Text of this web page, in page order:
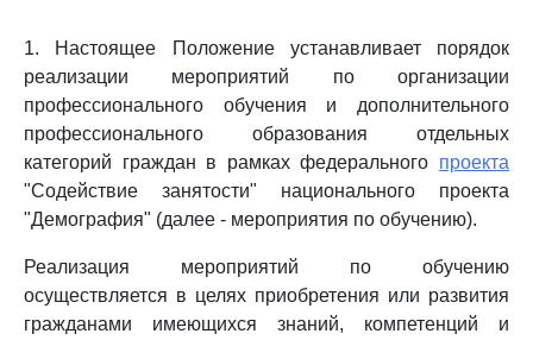
1. Настоящее Положение устанавливает порядок
реализации мероприятий по организации
профессионального обучения и дополнительного
профессионального образования отдельных
категорий граждан в рамках федерального проекта
"Содействие занятости" национального проекта
"Демография" (далее - мероприятия по обучению).
Реализация мероприятий по обучению
осуществляется в целях приобретения или развития
гражданами имеющихся знаний, компетенций и